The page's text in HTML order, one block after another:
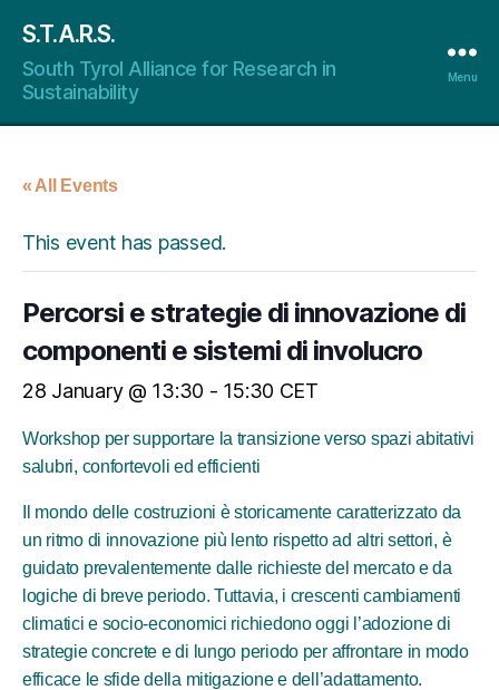
S.T.A.R.S.
South Tyrol Alliance for Research in
Sustainability
Menu
« All Events
This event has passed.
Percorsi e strategie di innovazione di
componenti e sistemi di involucro
28 January @ 13:30 - 15:30 CET
Workshop per supportare la transizione verso spazi abitativi
salubri, confortevoli ed efficienti
Il mondo delle costruzioni è storicamente caratterizzato da
un ritmo di innovazione più lento rispetto ad altri settori, è
guidato prevalentemente dalle richieste del mercato e da
logiche di breve periodo. Tuttavia, i crescenti cambiamenti
climatici e socio-economici richiedono oggi l’adozione di
strategie concrete e di lungo periodo per affrontare in modo
efficace le sfide della mitigazione e dell’adattamento.